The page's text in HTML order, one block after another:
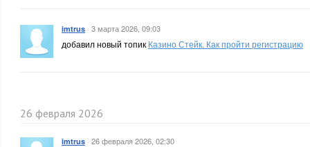
imtrus · 3 марта 2026, 09:03
добавил новый топик Казино Стейк. Как пройти регистрацию
26 февраля 2026
imtrus · 26 февраля 2026, 02:30